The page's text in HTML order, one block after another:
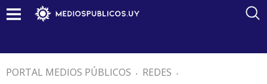
PORTAL MEDIOS PÚBLICOS . REDES .